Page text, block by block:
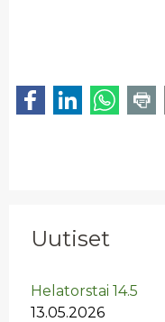
Uutiset
He­la­tors­tai 14.5
13.05.2026